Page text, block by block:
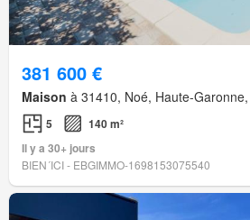
381 600 €
Maison à 31410, Noé, Haute-
5
140 m²
Il y a 30+ jours
BIEN´ICI - EBGIMMO-1698153075540